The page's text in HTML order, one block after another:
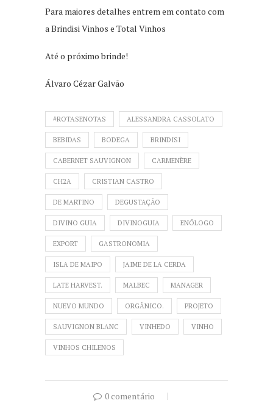
Para maiores detalhes entrem em contato com
a Brindisi Vinhos e Total Vinhos
Até o próximo brinde!
Álvaro Cézar Galvão
#ROTASENOTAS ALESSANDRA CASSOLATO
BEBIDAS BODEGA BRINDISI
CABERNET SAUVIGNON CARMENÈRE
CH2A CRISTIAN CASTRO
DE MARTINO DEGUSTAÇÃO
DIVINO GUIA DIVINOGUIA ENÓLOGO
EXPORT GASTRONOMIA
ISLA DE MAIPO JAIME DE LA CERDA
LATE HARVEST. MALBEC MANAGER
NUEVO MUNDO ORGÂNICO. PROJETO
SAUVIGNON BLANC VINHEDO VINHO
VINHOS CHILENOS
0 comentário